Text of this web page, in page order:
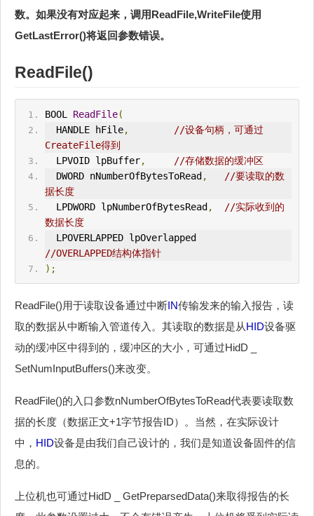
数。如果没有对应起来，调用ReadFile,WriteFile使用
GetLastError()将返回参数错误。
ReadFile()
BOOL ReadFile(
  HANDLE hFile
,
//设备句柄，可通过
CreateFile得到
  LPVOID lpBuffer
,
//存储数据的缓冲区
  DWORD nNumberOfBytesToRead
,
//要读取的数
据长度
  LPDWORD lpNumberOfBytesRead
,
//实际收到的
数据长度
//OVERLAPPED结构体指针
);
ReadFile()用于读取设备通过中断IN传输发来的输入报告，读
取的数据从中断输入管道传入。其读取的数据是从HID设备驱
动的缓冲区中得到的，缓冲区的大小，可通过HidD _
SetNumInputBuffers()来改变。
ReadFile()的入口参数nNumberOfBytesToRead代表要读取数
据的长度（数据正文+1字节报告ID）。当然，在实际设计
中， HID设备是由我们自己设计的，我们是知道设备固件的信
息的。
上位机也可通过HidD _ GetPreparsedData()来取得报告的长